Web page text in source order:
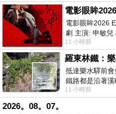
電影眼眸
電影眼眸2026
劇 主演: 申敏
眸2026描述攝影
11 小時前
羅東林鐵：
抵達樂水驛前會
鐵路都是沿著溪
但因與臺鐵集集
11 小時前
2026。08。07。